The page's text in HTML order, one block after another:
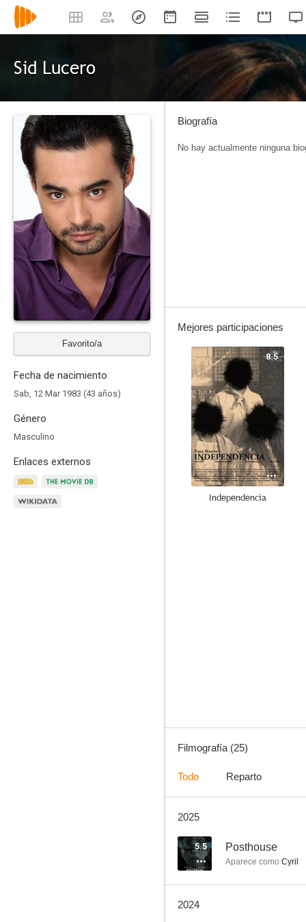
Sid Lucero
Favorito/a
Fecha de nacimiento
Sab, 12 Mar 1983 (43 años)
Género
Masculino
Enlaces externos
Biografía
No hay actualmente ninguna
Mejores participaciones
8.5
Independencia
Filmografía (25)
Todo Reparto
2025
5.5 Posthouse
Aparece como Cyril
2024